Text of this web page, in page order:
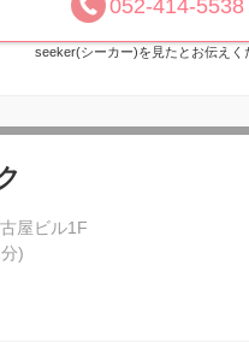
052-414-5538
seeker(シーカー)を見たとお伝えく
屋ビル1F
)